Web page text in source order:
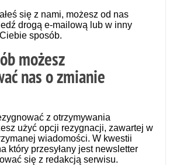
się z nami, możesz od nas
drogą e-mailową lub w inny
sposób.
możesz
nas o zmianie
z otrzymywania
użyć opcji rezygnacji, zawartej w
wiadomości. W kwestii
który przesyłany jest newsletter
się z redakcją serwisu.